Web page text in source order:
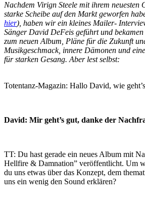
Nachdem Virign Steele mit ihrem neuesten
starke Scheibe auf den Markt geworfen
hier), haben wir ein kleines Mailer-
Sänger David DeFeis geführt und
zum neuen Album, Pläne für die Zukunft
Musikgeschmack, innere Dämonen und
für starken Gesang. Aber lest selbst:
Totentanz-Magazin: Hallo David, wie
David: Mir geht’s gut, danke der
TT: Du hast gerade ein neues Album mit
Hellfire & Damnation” veröffentlicht. Um
du uns etwas über das Konzept, dem
uns ein wenig den Sound erklären?